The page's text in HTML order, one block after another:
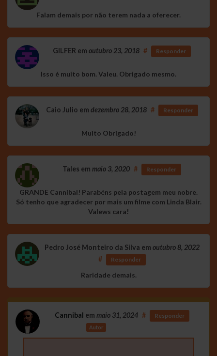
Falam demais por não terem nada a oferecer.
GILFER em outubro 23, 2018 # Responder
Isso é muito bom. Valeu. Obrigado mesmo.
Caio Julio em dezembro 28, 2018 # Responder
Muito Obrigado!
Tales em maio 3, 2020 # Responder
GRANDE Cannibal! Parabéns pela postagem meu nobre.
Só tenho que agradecer por mais um filme com Linda Blair.
Valews cara!
Pedro José Monteiro da Silva em outubro 8, 2022
#
Responder
Raridade demais.
Cannibal em maio 31, 2024
Autor
# Responder